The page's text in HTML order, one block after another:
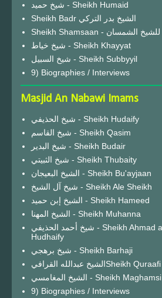
شيخ حميد - Sheikh Humaid
Sheikh Badr الشيخ بدر التركي
Sheikh Shamsaan - للشيخ الشمسان
شيخ خياط - Sheikh Khayyat
شيخ السبيل - Sheikh Subbyyil
9) Biographies / Interviews
Masjid An Nabawi Imams
شيخ الحذيفي - Sheikh Hudaify
شيخ القاسم - Sheikh Qasim
شيخ البدير - Sheikh Budair
شيخ الثبيتي - Sheikh Thubaity
الشيخ البعيجان - Sheikh Bu'ayjaan
شيخ آل الشيخ - Sheikh Ale Sheikh
الشيخ إبن حميد - Sheikh Hameed
الشيخ المهنا - Sheikh Muhanna
شيخ أحمد الحذيفي - Sheikh Ahmad al
Hudhaify
شيخ برهجي - Sheikh Barhaji
الشيخ عبدالله القرافيSheikh Quraafi
الشيخ المغامسي - Sheikh Maghamsi
9) Biographies / Interviews